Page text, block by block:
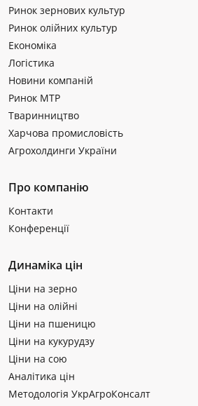
Ринок зернових культур
Ринок олійних культур
Економіка
Логістика
Новини компаній
Ринок МТР
Тваринництво
Харчова промисловість
Агрохолдинги України
Про компанію
Контакти
Конференції
Динаміка цін
Ціни на зерно
Ціни на олійні
Ціни на пшеницю
Ціни на кукурудзу
Ціни на сою
Аналітика цін
Методологія УкрАгроКонсалт